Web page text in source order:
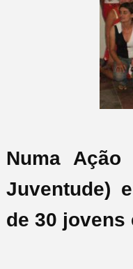
Numa
Juventude)
de 30 jovens